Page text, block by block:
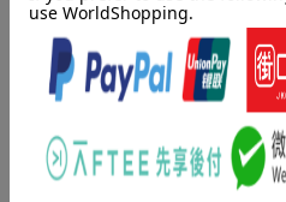
活用して解決する「新日本秩序」
本は世界のソリューションセンタ
目を集めるだろう。財務省出身の
せる方途を、国民の生きがいと安
育まで10項目にわたって提案する
内容紹介（「BOOK」デー